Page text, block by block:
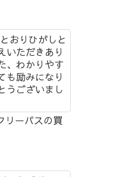
おりひがしと
いただきあり
、わかりやす
も励みになり
うございまし
リーパスの買